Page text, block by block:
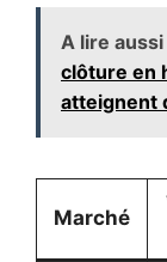
A lire aussi
clôture en
atteignent
Marché